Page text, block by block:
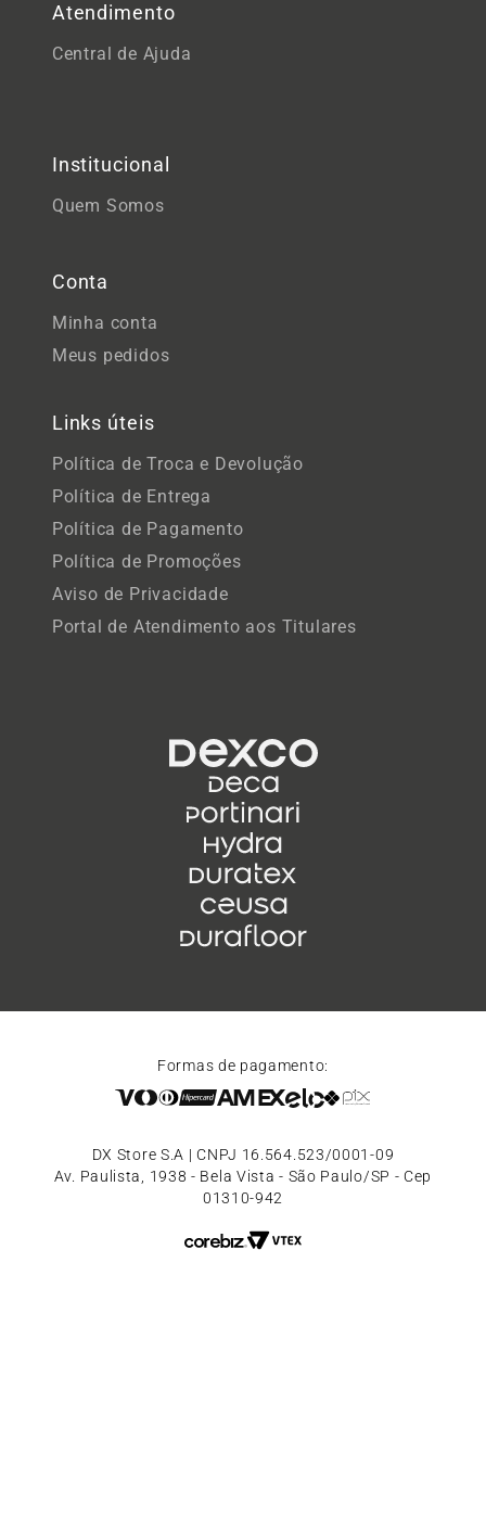
Atendimento
Central de Ajuda
Institucional
Quem Somos
Conta
Minha conta
Meus pedidos
Links úteis
Política de Troca e Devolução
Política de Entrega
Política de Pagamento
Política de Promoções
Aviso de Privacidade
Portal de Atendimento aos Titulares
Formas de pagamento:
DX Store S.A | CNPJ 16.564.523/0001-09
Av. Paulista, 1938 - Bela Vista - São Paulo/SP - Cep
01310-942